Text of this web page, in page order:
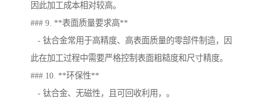
因此加工成本相对较高。
### 9. **表面质量要求高**
- 钛合金常用于高精度、高表面质量的零部件制造，因
此在加工过程中需要严格控制表面粗糙度和尺寸精度。
### 10. **环保性**
- 钛合金、无磁性，且可回收利用，。